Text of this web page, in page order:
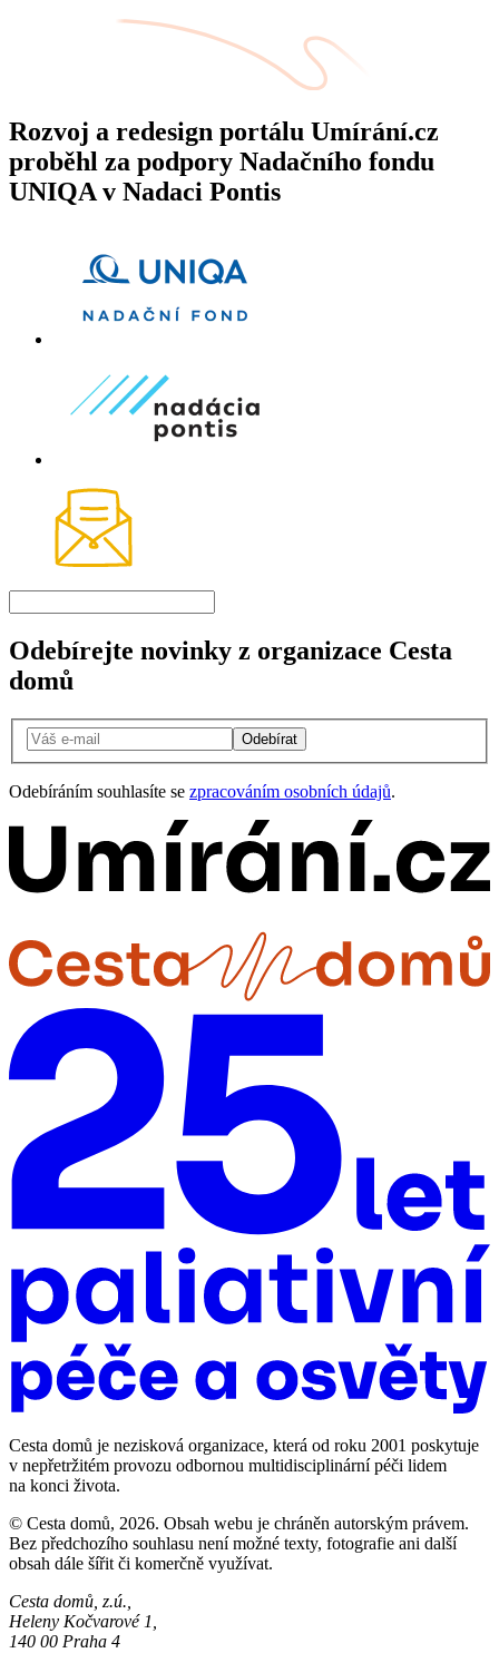
Rozvoj a redesign portálu Umírání.cz
proběhl za podpory Nadačního fondu
UNIQA v Nadaci Pontis
Odebírejte novinky z organizace Cesta
domů
Odebírat
Odebíráním souhlasíte se zpracováním osobních údajů.
Cesta domů je nezisková organizace, která od roku 2001 poskytuje
v nepřetržitém provozu odbornou multidisciplinární péči lidem
na konci života.
© Cesta domů, 2026. Obsah webu je chráněn autorským právem.
Bez předchozího souhlasu není možné texty, fotografie ani další
obsah dále šířit či komerčně využívat.
Cesta domů, z.ú.,
Heleny Kočvarové 1,
140 00 Praha 4